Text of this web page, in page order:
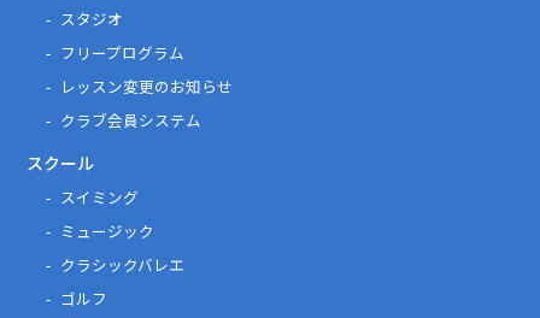
スタジオ
フリープログラム
レッスン変更のお知らせ
クラブ会員システム
スクール
スイミング
ミュージック
クラシックバレエ
ゴルフ